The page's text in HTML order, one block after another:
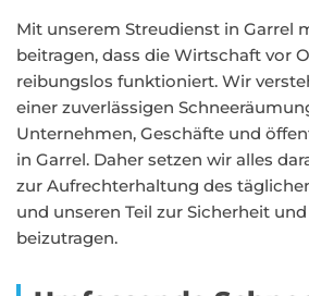
Mit unserem Streudienst in Garrel
beitragen, dass die Wirtschaft vor
reibungslos funktioniert. Wir
einer zuverlässigen
Unternehmen, Geschäfte und
in Garrel. Daher setzen wir alles
zur Aufrechterhaltung des
und unseren Teil zur Sicherheit
beizutragen.